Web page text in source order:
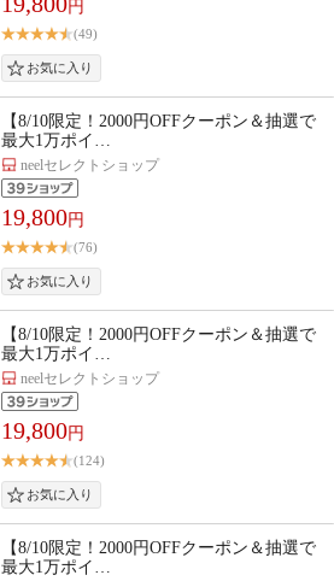
円
(49)
【8/10限定！2000円OFFクーポン＆抽選で
最大1万ポイ…
neelセレクトショップ
19,800円
(76)
【8/10限定！2000円OFFクーポン＆抽選で
最大1万ポイ…
neelセレクトショップ
19,800円
(124)
【8/10限定！2000円OFFクーポン＆抽選で
最大1万ポイ…